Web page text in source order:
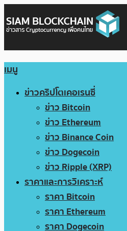
เมนู
ข่าวคริปโตเคอเรนซี่
ข่าว Bitcoin
ข่าว Ethereum
ข่าว Binance Coin
ข่าว Dogecoin
ข่าว Ripple (XRP)
ราคาและการวิเคราะห์
ราคา Bitcoin
ราคา Ethereum
ราคา Dogecoin